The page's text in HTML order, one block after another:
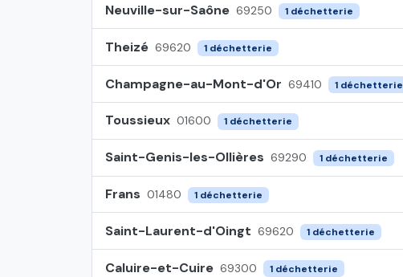
Neuville-sur-Saône 69250 1 déchetterie
Theizé 69620 1 déchetterie
Champagne-au-Mont-d'Or 69410 1 déchetterie
Toussieux 01600 1 déchetterie
Saint-Genis-les-Ollières 69290 1 déchetterie
Frans 01480 1 déchetterie
Saint-Laurent-d'Oingt 69620 1 déchetterie
Caluire-et-Cuire 69300 1 déchetterie